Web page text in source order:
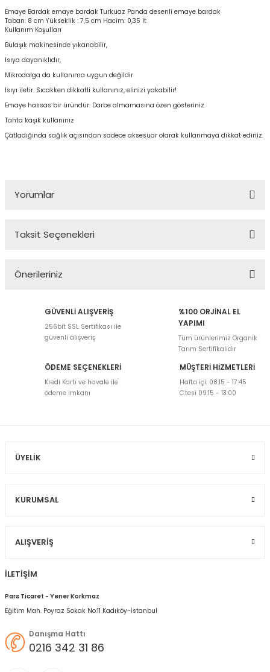
Emaye Bardak emaye bardak Turkuaz Panda desenli emaye bardak
Taban: 8 cm Yükseklik : 7,5 cm Hacim: 0,35 lt
Kullanım Koşulları
Bulaşık makinesinde yıkanabilir,
Isıya dayanıklıdır,
Mikrodalga da kullanıma uygun değildir
Isıyı iletir. Sıcakken dikkatli kullanınız, elinizi yakabilir!
Emaye hassas bir üründür. Darbe almamasına özen gösteriniz.
Tahta kaşık kullanınız
Çatladığında sağlık açısından sadece aksesuar olarak kullanmaya dikkat ediniz.
Yorumlar
Taksit Seçenekleri
Önerileriniz
Bu ürünün fiyat bilgisi, resim, ürün açıklamalarında ve diğer
konularda yetersiz gördüğünüz noktaları öneri formunu kullanarak
tarafımıza iletebilirsiniz.
Görüş ve önerileriniz için teşekkür ederiz.
Ürün resmi kalitesiz, bozuk veya görüntülenemiyor.
Ürün açıklamasında eksik bilgiler bulunuyor.
GÜVENLİ ALIŞVERİŞ
256bit SSL Sertifikası ile
güvenli alışveriş
%100 ORJİNAL EL
YAPIMI
Tüm ürünlerimiz Organik
Tarım Sertifikalıdır
ÖDEME SEÇENEKLERİ
Kredi Kartı ve havale ile
ödeme imkanı
MÜŞTERİ HİZMETLERİ
Hafta içi: 08:15 - 17:45
C.tesi 09:15 - 13:00
ÜYELIK
KURUMSAL
ALIŞVERIŞ
İLETİŞİM
Pars Ticaret - Yener Korkmaz
Eğitim Mah. Poyraz Sokak No:11 Kadıköy-İstanbul
Danışma Hattı
0216 342 31 86